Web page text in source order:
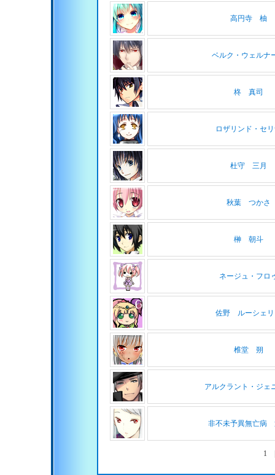
高円寺 柚
ベルク・ウェルナ
柊 真司
ロザリンド・セ
杜守 三月
秋葉 つかさ
榊 朝斗
ネージュ・フロ
佐野 ルーシェ
椎堂 朔
アルクラント・ジェ
非不未予異無亡病
1